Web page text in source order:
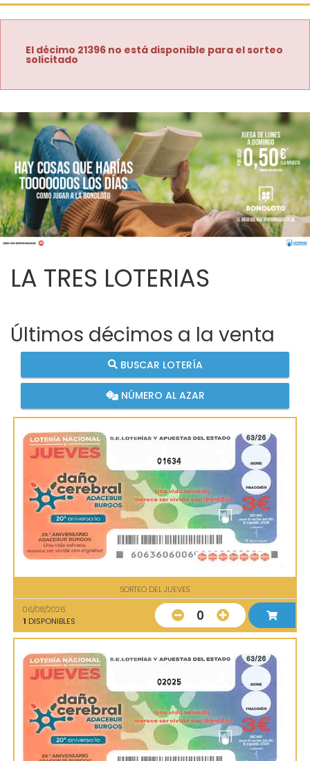
El décimo 21396 no está disponible para el sorteo
solicitado
LA TRES LOTERIAS
Últimos décimos a la venta
BUSCAR LOTERÍA
NÚMERO AL AZAR
01634
SORTEO DEL JUEVES
06/08/2026
1 DISPONIBLES 0
02025